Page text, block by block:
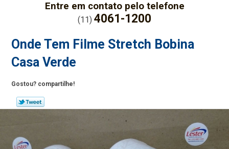
Entre em contato pelo telefone
(11) 4061-1200
Onde Tem Filme Stretch Bobina
Casa Verde
Gostou? compartilhe!